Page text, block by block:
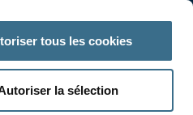
tous les cookies
la sélection